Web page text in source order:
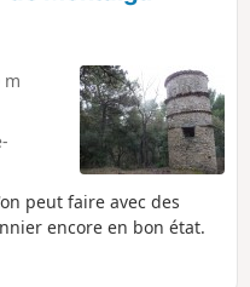
m
peut faire avec des
encore en bon état.